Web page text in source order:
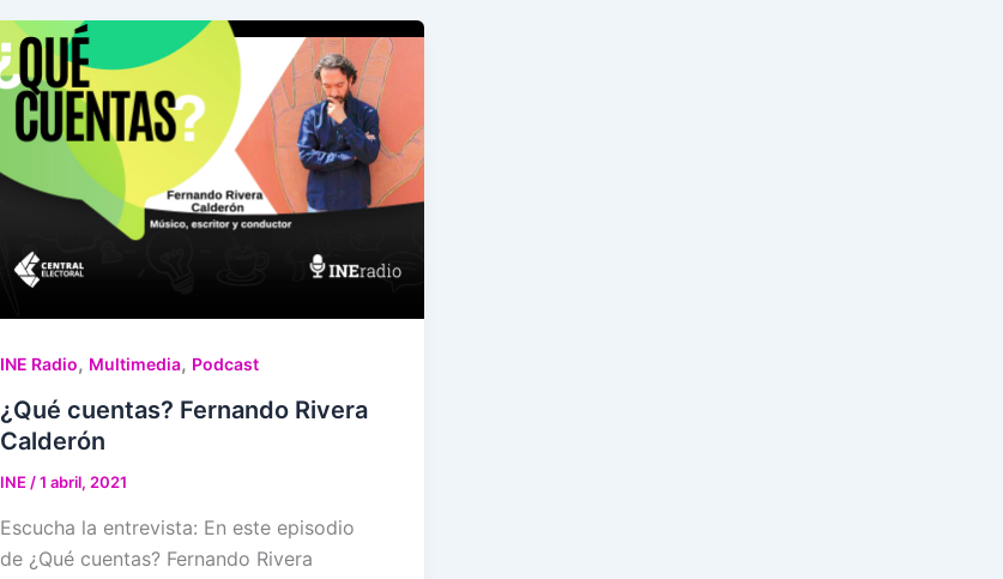
INE Radio, Multimedia, Podcast
¿Qué cuentas? Fernando Rivera
Calderón
INE/1 abril, 2021
Escucha la entrevista: En este episodio
de ¿Qué cuentas? Fernando Rivera